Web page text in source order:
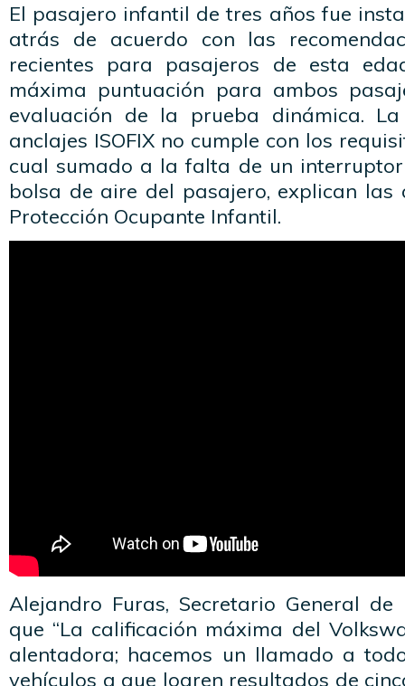
El pasajero infantil de tres años fue
atrás de acuerdo con las
recientes para pasajeros de esta
máxima puntuación para ambos
evaluación de la prueba dinámica.
anclajes ISOFIX no cumple con los
cual sumado a la falta de un
bolsa de aire del pasajero, explican
Protección Ocupante Infantil.
Alejandro Furas, Secretario General de
que “La calificación máxima del
alentadora; hacemos un llamado a
vehículos a que logren resultados de